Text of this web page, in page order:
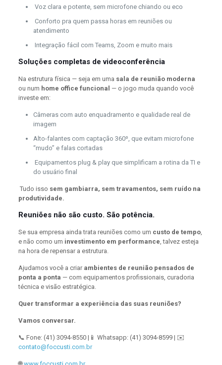
Voz clara e potente, sem microfone chiando ou eco
Conforto pra quem passa horas em reuniões ou
atendimento
Integração fácil com Teams, Zoom e muito mais
Soluções completas de videoconferência
Na estrutura física — seja em uma sala de reunião moderna
ou num home office funcional — o jogo muda quando você
investe em:
Câmeras com auto enquadramento e qualidade real de
imagem
Alto-falantes com captação 360º, que evitam microfone
“mudo” e falas cortadas
Equipamentos plug & play que simplificam a rotina da TI e
do usuário final
Tudo isso sem gambiarra, sem travamentos, sem ruído na
produtividade.
Reuniões não são custo. São potência.
Se sua empresa ainda trata reuniões como um custo de tempo,
e não como um investimento em performance, talvez esteja
na hora de repensar a estrutura.
Ajudamos você a criar ambientes de reunião pensados de
ponta a ponta — com equipamentos profissionais, curadoria
técnica e visão estratégica.
Quer transformar a experiência das suas reuniões?
Vamos conversar.
📞 Fone: (41) 3094-8550 |📱 Whatsapp: (41) 3094-8599 | ✉️
contato@foccusti.com.br